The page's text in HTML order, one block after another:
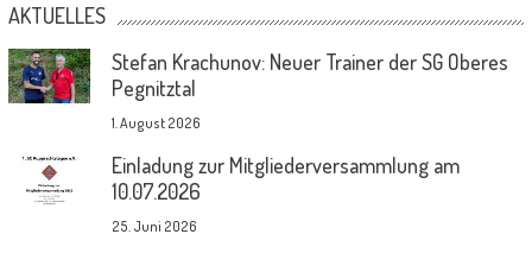
AKTUELLES
Stefan Krachunov: Neuer Trainer der SG Oberes
Pegnitztal
1. August 2026
Einladung zur Mitgliederversammlung am
10.07.2026
25. Juni 2026